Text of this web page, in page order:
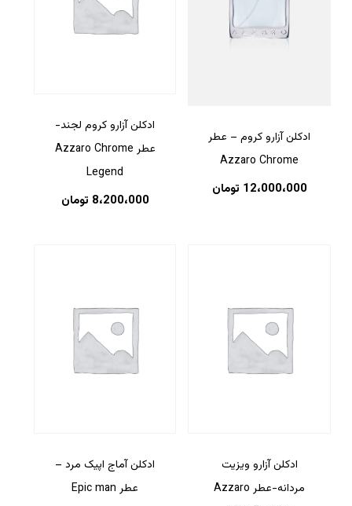
ادکلن آزارو کروم – عطر
Azzaro Chrome
12،000،000 تومان
ادکلن آزارو کروم لجند-
عطر Azzaro Chrome
Legend
8،200،000 تومان
ادکلن آزارو ویزیت
مردانه-عطر Azzaro
ادکلن آماج اپیک مرد –
عطر Epic man